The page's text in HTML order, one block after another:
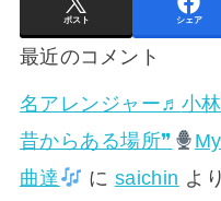
ポスト シェア
最近のコメント
名アレンジャー♬ 小
昔からある場所❞
曲達
に saichin より